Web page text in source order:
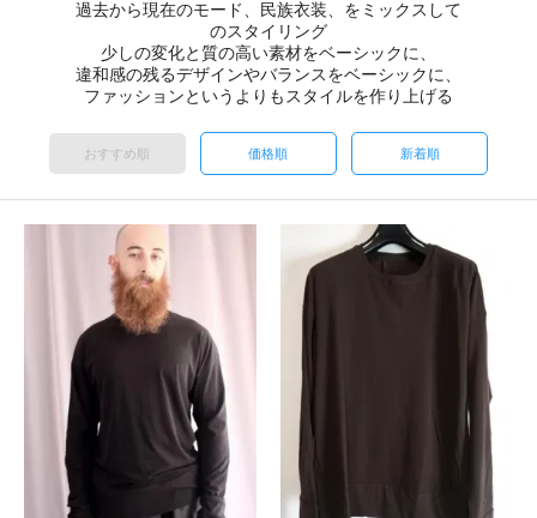
過去から現在のモード、民族衣装、をミックスして
のスタイリング
少しの変化と質の高い素材をベーシックに、
違和感の残るデザインやバランスをベーシックに、
ファッションというよりもスタイルを作り上げる
おすすめ順 価格順 新着順